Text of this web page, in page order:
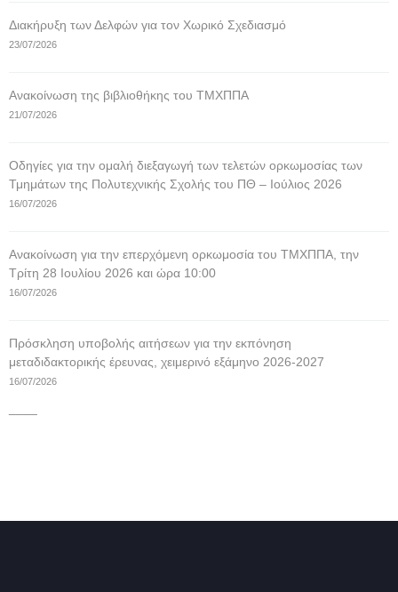
Διακήρυξη των Δελφών για τον Χωρικό Σχεδιασμό
23/07/2026
Ανακοίνωση της βιβλιοθήκης του ΤΜΧΠΠΑ
21/07/2026
Οδηγίες για την ομαλή διεξαγωγή των τελετών ορκωμοσίας των
Τμημάτων της Πολυτεχνικής Σχολής του ΠΘ – Ιούλιος 2026
16/07/2026
Ανακοίνωση για την επερχόμενη ορκωμοσία του ΤΜΧΠΠΑ, την
Τρίτη 28 Ιουλίου 2026 και ώρα 10:00
16/07/2026
Πρόσκληση υποβολής αιτήσεων για την εκπόνηση
μεταδιδακτορικής έρευνας, χειμερινό εξάμηνο 2026-2027
16/07/2026